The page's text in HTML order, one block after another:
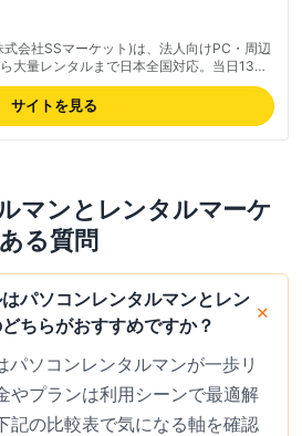
会社SSマーケット)は、法人向けPC・周辺
大量レンタルまで日本全国対応。当日13時
対応、1日単位の短期から1年超長期まで柔軟
バシーマーク取得+消去証明書発行で情報
どインストール済みで到着後すぐ使える状態
クまで法人需要に幅広く対応。個人向けは
サイトを見る
マンと レンタルマーケ
る質問
パソコンレンタルマンとレン
ちらがおすすめですか？
パソコンレンタルマンが一歩リ
やプランは利用シーンで最適解
記の比較表で気になる軸を確認